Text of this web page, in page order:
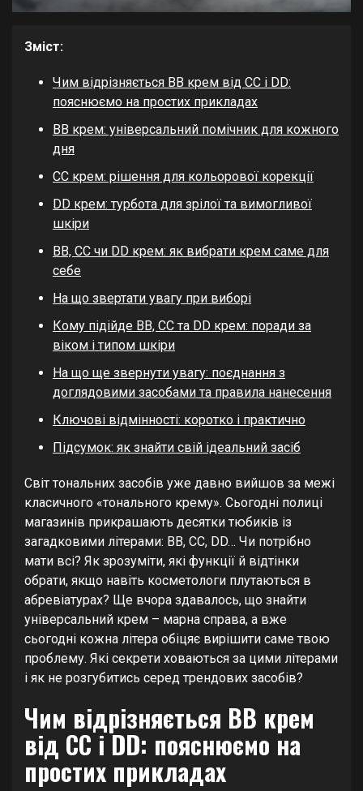
Зміст:
Чим відрізняється BB крем від CC і DD:
пояснюємо на простих прикладах
BB крем: універсальний помічник для кожного
дня
CC крем: рішення для кольорової корекції
DD крем: турбота для зрілої та вимогливої
шкіри
BB, CC чи DD крем: як вибрати крем саме для
себе
На що звертати увагу при виборі
Кому підійде BB, CC та DD крем: поради за
віком і типом шкіри
На що ще звернути увагу: поєднання з
доглядовими засобами та правила нанесення
Ключові відмінності: коротко і практично
Підсумок: як знайти свій ідеальний засіб
Світ тональних засобів уже давно вийшов за межі
класичного «тонального крему». Сьогодні полиці
магазинів прикрашають десятки тюбиків із
загадковими літерами: BB, CC, DD… Чи потрібно
мати всі? Як зрозуміти, які функції й відтінки
обрати, якщо навіть косметологи плутаються в
абревіатурах? Ще вчора здавалось, що знайти
універсальний крем – марна справа, а вже
сьогодні кожна літера обіцяє вирішити саме твою
проблему. Які секрети ховаються за цими літерами
і як не розгубитись серед трендових засобів?
Чим відрізняється BB крем
від CC і DD: пояснюємо на
простих прикладах